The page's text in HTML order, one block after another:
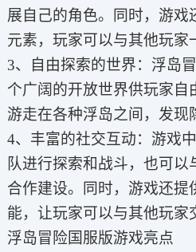
展自己的角色。同时，游戏
元素，玩家可以与其他玩家
3、自由探索的世界：浮岛
个广阔的开放世界供玩家自
游走在各种浮岛之间，发现
4、丰富的社交互动：游戏
队进行探索和战斗，也可以
合作建设。同时，游戏还提
能，让玩家可以与其他玩家
浮岛冒险国服版游戏亮点